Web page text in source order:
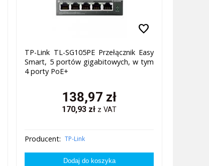
favorite
TP-Link TL-SG105PE Przełącznik Easy
Smart, 5 portów gigabitowych, w tym
4 porty PoE+
138,97 zł
170,93 zł z VAT
Producent: TP-Link